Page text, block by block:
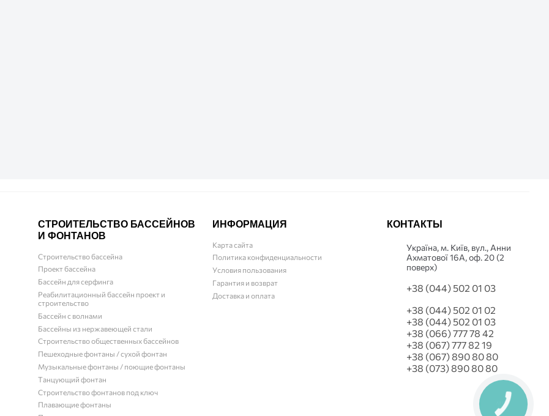
СТРОИТЕЛЬСТВО БАССЕЙНОВ
И ФОНТАНОВ
Строительство бассейна
Проект бассейна
Бассейн для серфинга
Реабилитационный бассейн проект и
строительство
Бассейн с волнами
Бассейны из нержавеющей стали
Строительство общественных бассейнов
Пешеходные фонтаны / сухой фонтан
Музыкальные фонтаны / поющие фонтаны
Танцующий фонтан
Строительство фонтанов под ключ
Плавающие фонтаны
ИНФОРМАЦИЯ
Карта сайта
Политика конфиденциальности
Условия пользования
Гарантия и возврат
Доставка и оплата
КОНТАКТЫ
Українa, м. Київ, вул., Анни
Ахматової 16А, оф. 20 (2
поверх)
+38 (044) 502 01 03
+38 (044) 502 01 02
+38 (044) 502 01 03
+38 (066) 777 78 42
+38 (067) 777 82 19
+38 (067) 890 80 80
+38 (073) 890 80 80
КНОПКА
СВЯЗИ